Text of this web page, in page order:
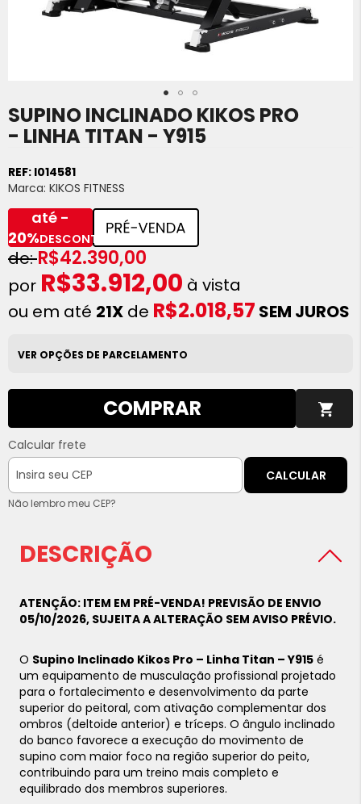
SUPINO INCLINADO KIKOS PRO
- LINHA TITAN - Y915
REF: I014581
Marca: KIKOS FITNESS
R$42.390,00
até -
20%DESCONTO
R$33.912,00 à vista
ou em até 21X de R$2.018,57 SEM JUROS
VER OPÇÕES DE PARCELAMENTO
COMPRAR
Calcular frete
CALCULAR
Não lembro meu CEP?
Saltar
para
da
Galeria
de
imagens
DESCRIÇÃO
ATENÇÃO: ITEM EM PRÉ-VENDA! PREVISÃO DE ENVIO
05/10/2026, SUJEITA A ALTERAÇÃO SEM AVISO PRÉVIO.
O Supino Inclinado Kikos Pro – Linha Titan – Y915é
um equipamento de musculação profissional projetado
para o fortalecimento e desenvolvimento da parte
superior do peitoral, com ativação complementar dos
ombros (deltoide anterior) e tríceps. O ângulo inclinado
do banco favorece a execução do movimento de
supino com maior foco na região superior do peito,
contribuindo para um treino mais completo e
equilibrado dos membros superiores.